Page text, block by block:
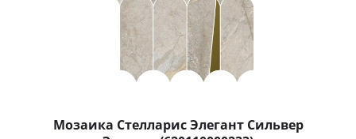
Мозаика Стелларис Элегант Сильвер